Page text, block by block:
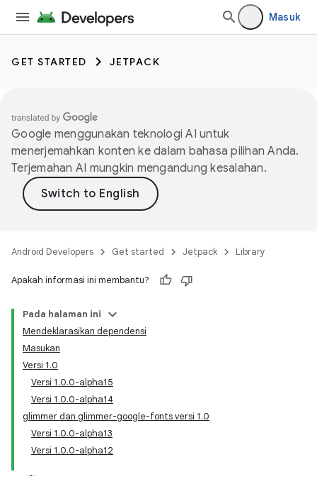
Masuk
GET STARTED JETPACK
Google menggunakan teknologi AI untuk
menerjemahkan konten ke dalam bahasa pilihan Anda.
Terjemahan AI mungkin mengandung kesalahan.
Android Developers Get started Jetpack Library
Apakah informasi ini membantu?
Pada halaman ini
Mendeklarasikan dependensi
Masukan
Versi 1.0
Versi 1.0.0-alpha15
Versi 1.0.0-alpha14
glimmer dan glimmer-google-fonts versi 1.0
Versi 1.0.0-alpha13
Versi 1.0.0-alpha12